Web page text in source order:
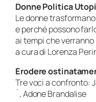
Donne Politica
Le donne
e perché possono
ai tempi che verranno
a cura di Lorenza
Erodere
Tre voci a confronto:
´, Adone Brandalise